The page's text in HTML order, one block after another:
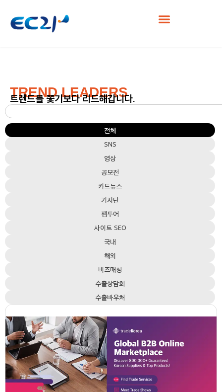
TREND LEADERS
트렌드를 쫓기보다 리드해갑니다.
SNS
영상
공모전
카드뉴스
기자단
팸투어
사이트 SEO
국내
해외
비즈매칭
수출상담회
수출바우처
전체
2018-2024
한국무역협회
콘텐츠
SNS